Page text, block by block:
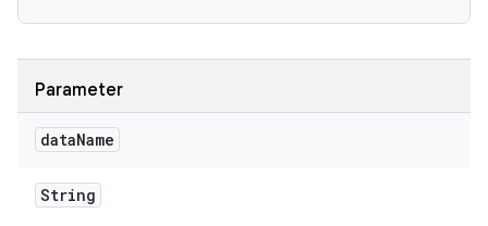
Parameter
dataName
String